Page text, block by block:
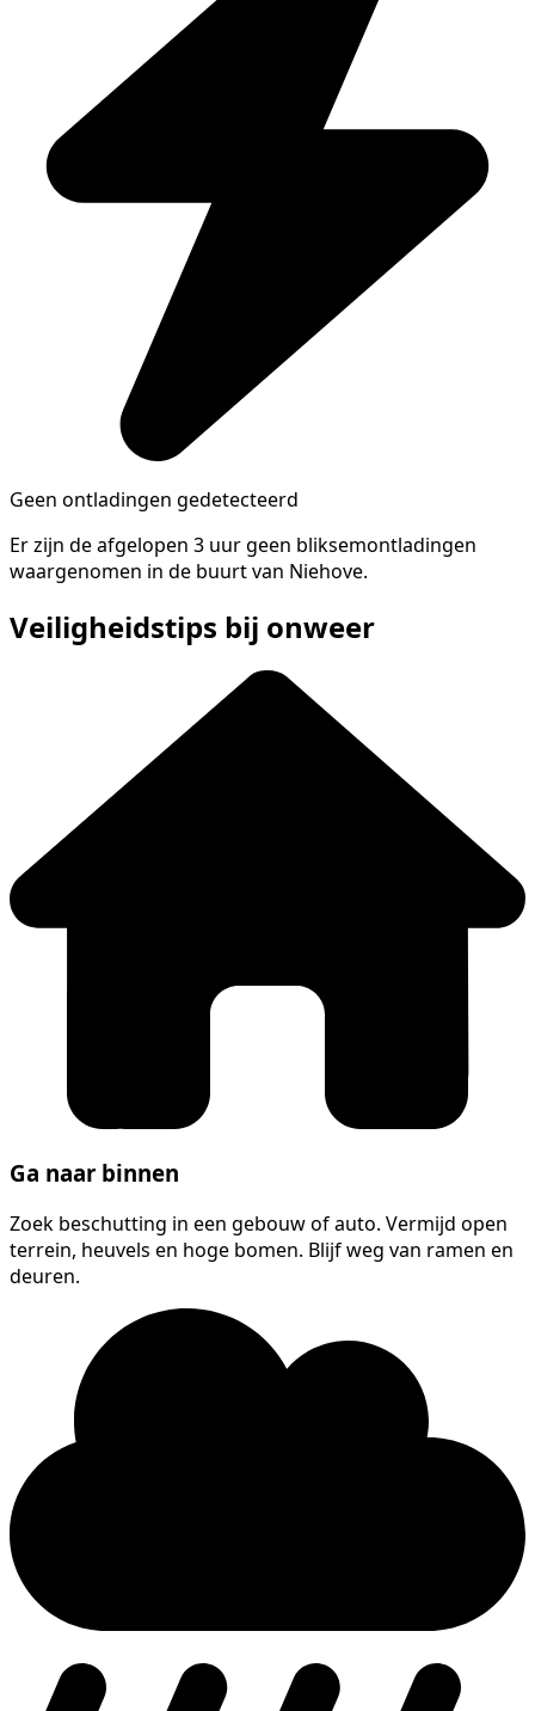
Geen ontladingen gedetecteerd
Er zijn de afgelopen 3 uur geen bliksemontladingen
waargenomen in de buurt van Niehove.
Veiligheidstips bij onweer
Ga naar binnen
Zoek beschutting in een gebouw of auto. Vermijd open
terrein, heuvels en hoge bomen. Blijf weg van ramen en
deuren.